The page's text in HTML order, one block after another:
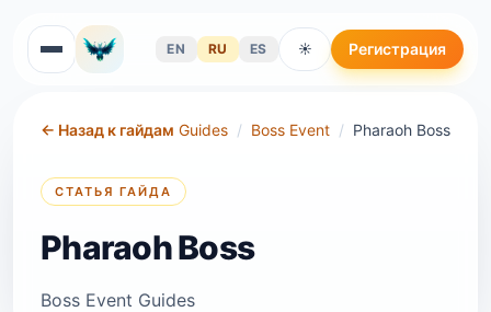
EN RU ES ☀ Регистрация
← Назад к гайдам Guides / Boss Event / Pharaoh Boss
СТАТЬЯ ГАЙДА
Pharaoh Boss
Boss Event Guides